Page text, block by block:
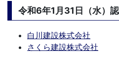
令和6年1月31日（水）
白川建設株式会社
さくら建設株式会社